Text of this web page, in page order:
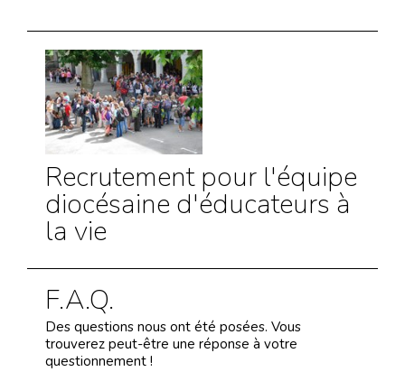
Recrutement pour l'équipe
diocésaine d'éducateurs à
la vie
F.A.Q.
Des questions nous ont été posées. Vous
trouverez peut-être une réponse à votre
questionnement !